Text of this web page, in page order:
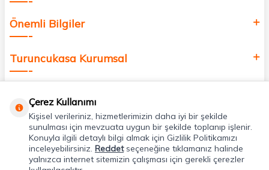
Önemli Bilgiler
Turuncukasa Kurumsal
Uygulamalarımız
Adres & İletişim
Çerez Kullanımı
Kişisel verileriniz, hizmetlerimizin daha iyi bir şekilde
sunulması için mevzuata uygun bir şekilde toplanıp işlenir.
Konuyla ilgili detaylı bilgi almak için Gizlilik Politikamızı
inceleyebilirsiniz. Reddetseçeneğine tıklamanız halinde
yalnızca internet sitemizin çalışması için gerekli çerezler